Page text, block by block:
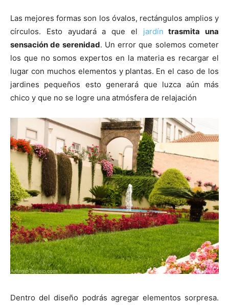
Las mejores formas son los óvalos, rectángulos amplios y
círculos. Esto ayudará a que el jardín trasmita una
sensación de serenidad. Un error que solemos cometer
los que no somos expertos en la materia es recargar el
lugar con muchos elementos y plantas. En el caso de los
jardines pequeños esto generará que luzca aún más
chico y que no se logre una atmósfera de relajación
Dentro del diseño podrás agregar elementos sorpresa.